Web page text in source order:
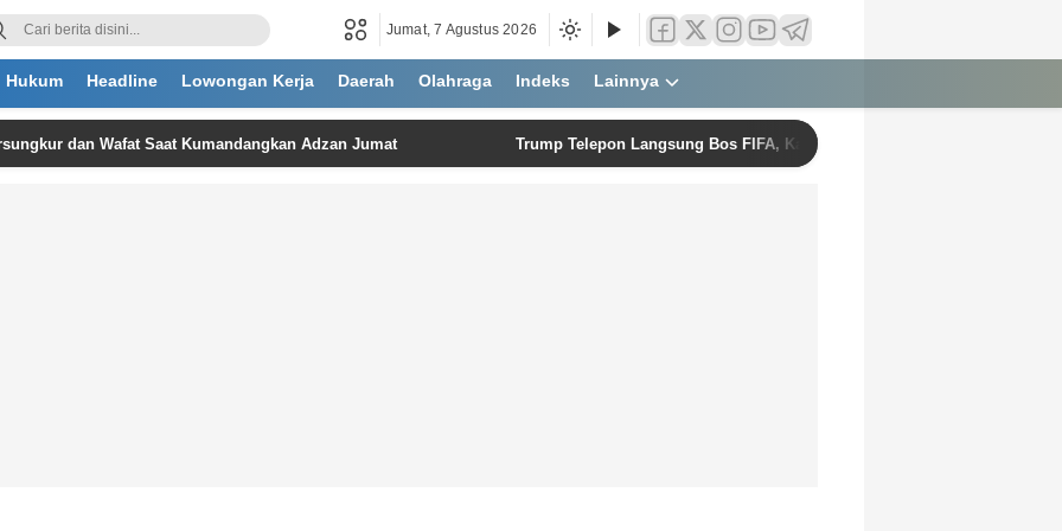
Jumat, 7 Agustus 2026
Hukum Headline Lowongan Kerja Daerah Olahraga Indeks Lainnya
dan Wafat Saat Kumandangkan Adzan Jumat Trump Telepon Langsung Bos FIFA, Kartu Merah Pemain AS di Piala